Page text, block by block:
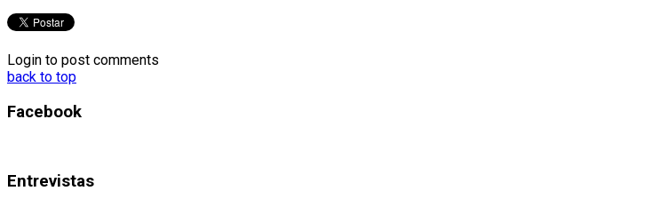
Login to post comments
back to top
Facebook
Entrevistas